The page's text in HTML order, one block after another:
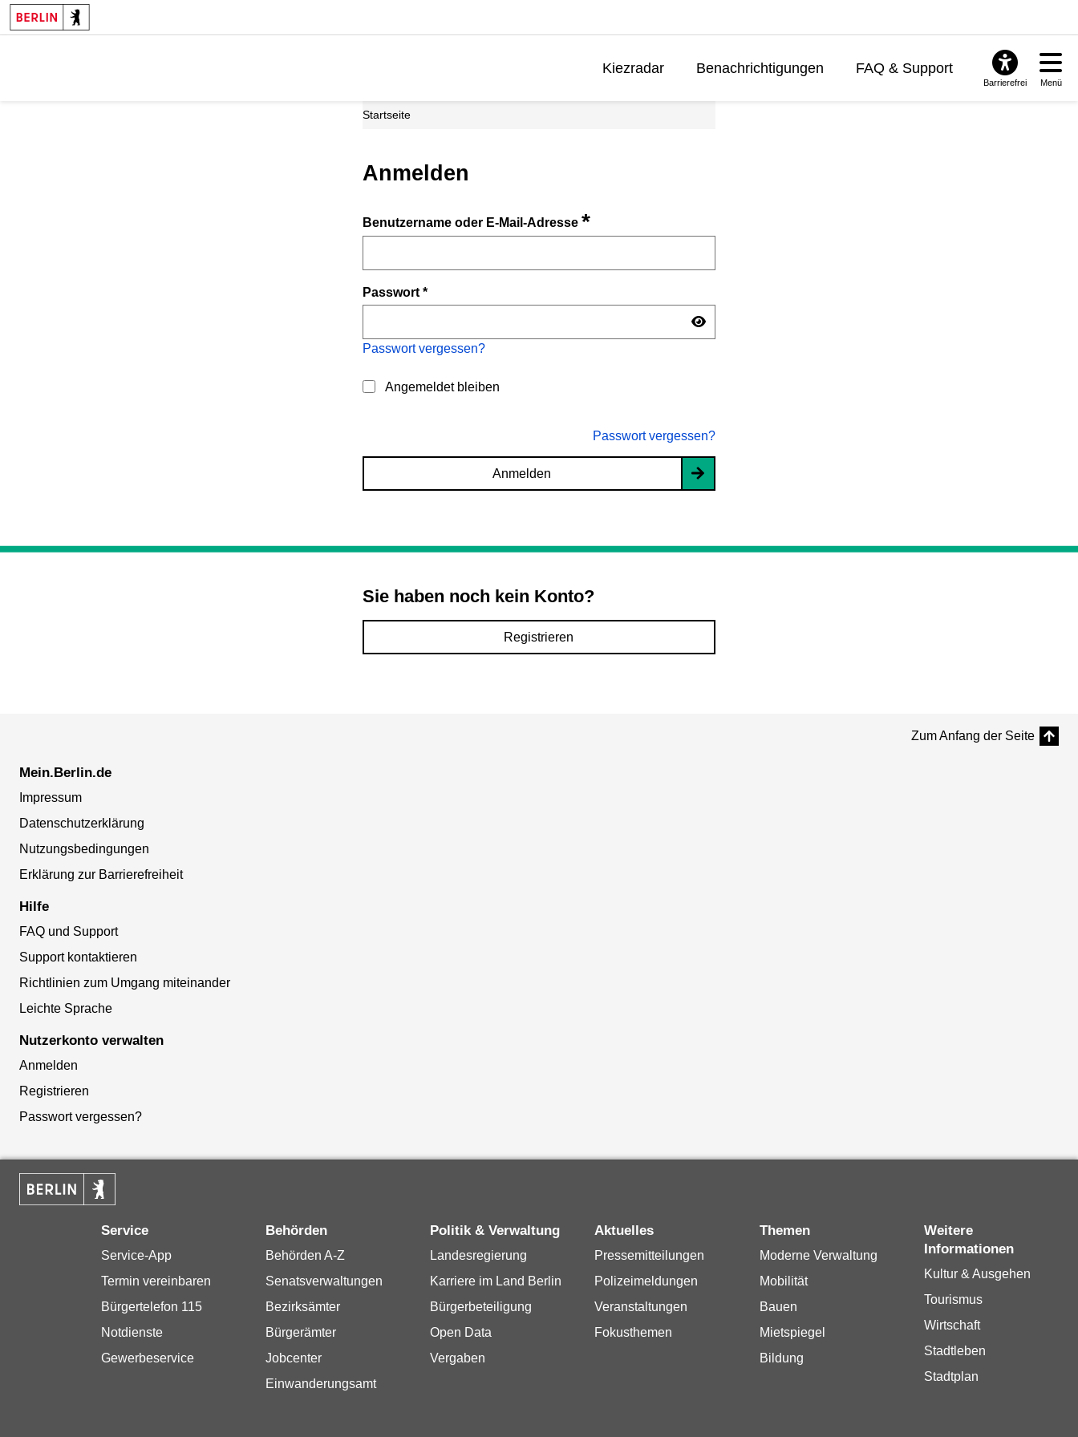
Kiezradar Benachrichtigungen FAQ & Support
Barrierefrei Menü
Startseite
Anmelden
Benutzername oder E-Mail-Adresse*
Passwort*
Passwort vergessen?
Angemeldet bleiben
Passwort vergessen?
Anmelden
Sie haben noch kein Konto?
Registrieren
Zum Anfang der Seite
Mein.Berlin.de
Impressum
Datenschutzerklärung
Nutzungsbedingungen
Erklärung zur Barrierefreiheit
Hilfe
FAQ und Support
Support kontaktieren
Richtlinien zum Umgang miteinander
Leichte Sprache
Nutzerkonto verwalten
Anmelden
Registrieren
Passwort vergessen?
Service
Service-App
Termin vereinbaren
Bürgertelefon 115
Notdienste
Gewerbeservice
Behörden
Behörden A-Z
Senatsverwaltungen
Bezirksämter
Bürgerämter
Jobcenter
Einwanderungsamt
Politik & Verwaltung
Landesregierung
Karriere im Land Berlin
Bürgerbeteiligung
Open Data
Vergaben
Aktuelles
Pressemitteilungen
Polizeimeldungen
Veranstaltungen
Fokusthemen
Themen
Moderne Verwaltung
Mobilität
Bauen
Mietspiegel
Bildung
Weitere
Informationen
Kultur & Ausgehen
Tourismus
Wirtschaft
Stadtleben
Stadtplan